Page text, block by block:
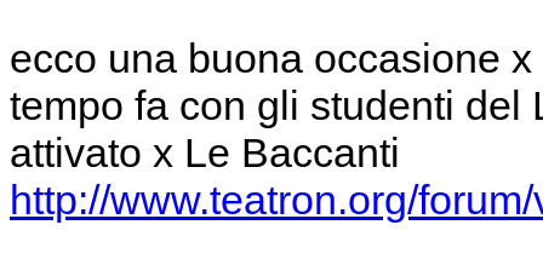
ecco una buona occasione
tempo fa con gli studenti del
attivato x Le Baccanti
http://www.teatron.org/